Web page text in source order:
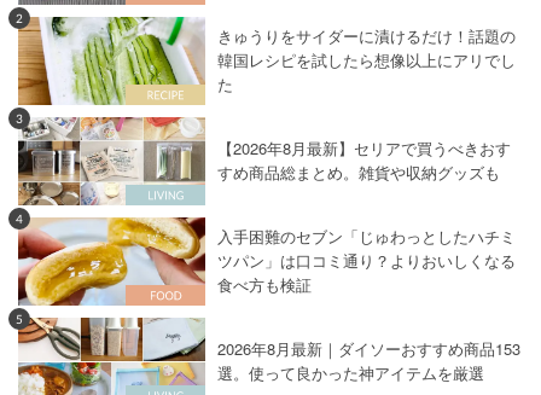
2
きゅうりをサイダーに漬けるだけ！話題の
韓国レシピを試したら想像以上にアリでし
た
3
【2026年8月最新】セリアで買うべきおす
すめ商品総まとめ。雑貨や収納グッズも
4
入手困難のセブン「じゅわっとしたハチミ
ツパン」は口コミ通り？よりおいしくなる
食べ方も検証
5
2026年8月最新｜ダイソーおすすめ商品153
選。使って良かった神アイテムを厳選